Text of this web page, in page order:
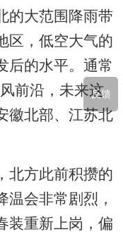
的大范围降雨带
区，低空大气的
后的水平。通常
前沿，未来这
徽北部、江苏北
北方此前积攒的
温会非常剧烈，
装重新上岗，偏
反馈